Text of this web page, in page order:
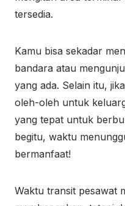
tersedia.
Kamu bisa sekadar
bandara atau
yang ada. Selain itu,
oleh-oleh untuk
yang tepat untuk
begitu, waktu
bermanfaat!
Waktu transit pesawat